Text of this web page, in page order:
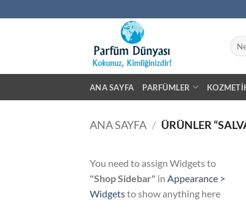
atla
Ara:
ANA SAYFA PARFÜMLER
ANA SAYFA / ÜRÜNLER
You need to assign Widgets to
"Shop Sidebar" in Appearance >
Widgetsto show anything here